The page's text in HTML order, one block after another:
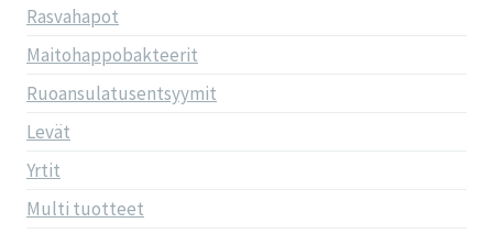
Rasvahapot
Maitohappobakteerit
Ruoansulatusentsyymit
Levät
Yrtit
Multi tuotteet